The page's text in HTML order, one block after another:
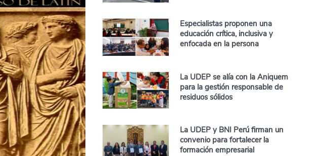
Especialistas proponen una
educación crítica, inclusiva y
enfocada en la persona
La UDEP se alía con la Aniquem
para la gestión responsable de
residuos sólidos
La UDEP y BNI Perú firman un
convenio para fortalecer la
formación empresarial